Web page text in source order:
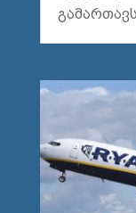
გამართავს